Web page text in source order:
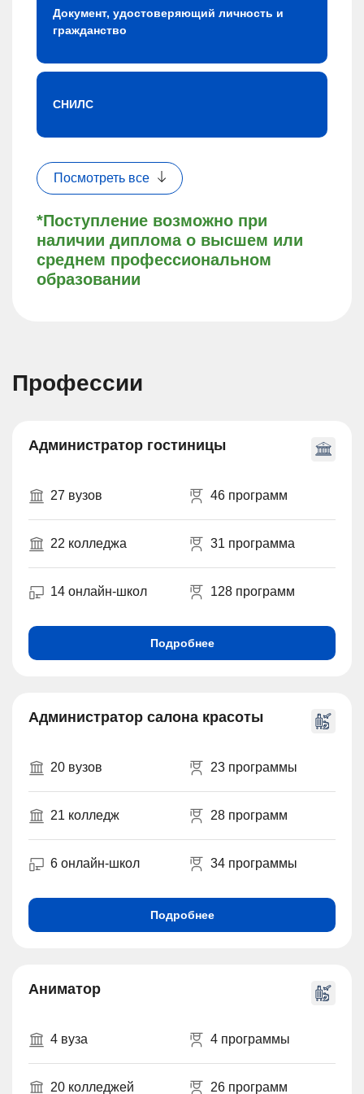
*Поступление возможно при
наличии диплома о высшем или
среднем профессиональном
образовании
Документ, удостоверяющий личность и
гражданство
СНИЛС
Посмотреть все
Профессии
Администратор гостиницы
27 вузов 46 программ
22 колледжа 31 программа
14 онлайн-школ 128 программ
Подробнее
Администратор салона красоты
20 вузов 23 программы
21 колледж 28 программ
6 онлайн-школ 34 программы
Подробнее
Аниматор
4 вуза 4 программы
20 колледжей 26 программ